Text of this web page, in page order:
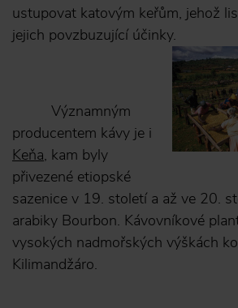
ustupovat katovým keřům, jehož
jejich povzbuzující účinky.
Významným
producentem kávy je i
Keňa, kam byly
přivezené etiopské
sazenice v 19. století a až ve 20.
arabiky Bourbon. Kávovníkové
vysokých nadmořských výškách
Kilimandžáro.